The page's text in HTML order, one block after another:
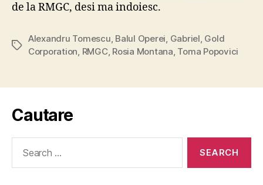
de la RMGC, desi ma indoiesc.
Tags
Alexandru Tomescu, Balul Operei, Gabriel, Gold
Corporation, RMGC, Rosia Montana, Toma Popovici
Cautare